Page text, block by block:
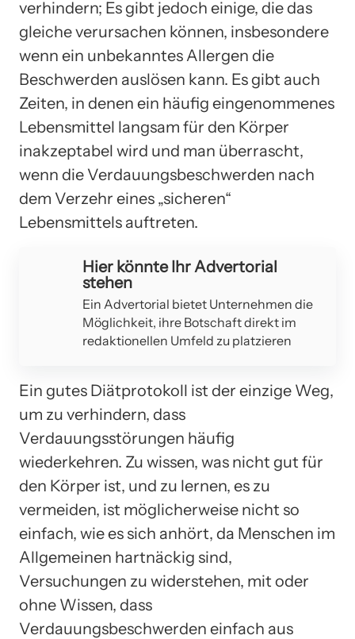
verhindern; Es gibt jedoch einige, die das
gleiche verursachen können, insbesondere
wenn ein unbekanntes Allergen die
Beschwerden auslösen kann. Es gibt auch
Zeiten, in denen ein häufig eingenommenes
Lebensmittel langsam für den Körper
inakzeptabel wird und man überrascht,
wenn die Verdauungsbeschwerden nach
dem Verzehr eines „sicheren“
Lebensmittels auftreten.
Hier könnte Ihr Advertorial
stehen
Ein Advertorial bietet Unternehmen die
Möglichkeit, ihre Botschaft direkt im
redaktionellen Umfeld zu platzieren
Ein gutes Diätprotokoll ist der einzige Weg,
um zu verhindern, dass
Verdauungsstörungen häufig
wiederkehren. Zu wissen, was nicht gut für
den Körper ist, und zu lernen, es zu
vermeiden, ist möglicherweise nicht so
einfach, wie es sich anhört, da Menschen im
Allgemeinen hartnäckig sind,
Versuchungen zu widerstehen, mit oder
ohne Wissen, dass
Verdauungsbeschwerden einfach aus